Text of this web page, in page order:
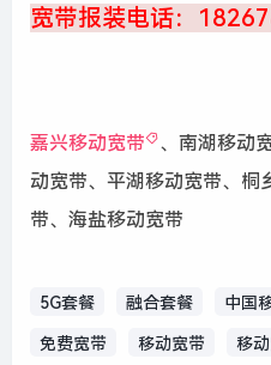
宽带报装电话：
嘉兴移动宽带
、南湖移动
动宽带、平湖移动宽带、桐
带、海盐移动宽带
5G套餐 融合套餐 中国
免费宽带 移动宽带 移